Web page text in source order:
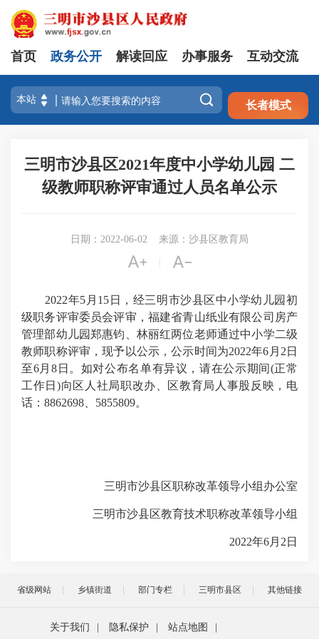
注册 登录
首页 政务公开 解读回应 办事服务 互动交流
 长者模式
三明市沙县区2021年度中小学幼儿园 二
级教师职称评审通过人员名单公示
日期：2022-06-02 来源：沙县区教育局
 
2022年5月15日，经三明市沙县区中小学幼儿园初
级职务评审委员会评审，福建省青山纸业有限公司房产
管理部幼儿园郑惠钧、林丽红两位老师通过中小学二级
教师职称评审，现予以公示，公示时间为2022年6月2日
至6月8日。如对公布名单有异议，请在公示期间(正常
工作日)向区人社局职改办、区教育局人事股反映，电
话：8862698、5855809。
三明市沙县区职称改革领导小组办公室
三明市沙县区教育技术职称改革领导小组
2022年6月2日
省级网站 乡镇街道 部门专栏 三明市县区 其他链接
关于我们 隐私保护 站点地图